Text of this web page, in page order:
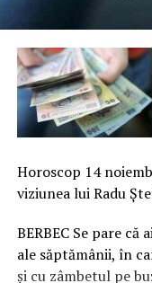
Horoscop 14
viziunea lui Radu
BERBEC Se pare
ale săptămânii, în
şi cu zâmbetul pe